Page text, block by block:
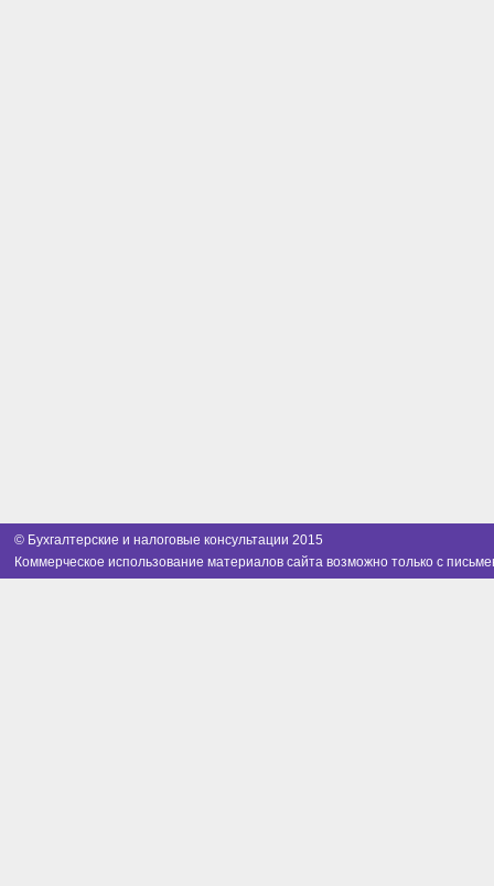
© Бухгалтерские и налоговые консультации 2015
Коммерческое использование материалов сайта возможно только с